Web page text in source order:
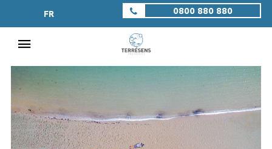
FR 0800 880 880